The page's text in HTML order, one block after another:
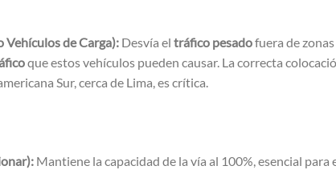
Vehículos de Carga):Desvía el tráfico pesadofuera de
que estos vehículos pueden causar. La correcta
Sur, cerca de Lima, es crítica.
Mantiene la capacidad de la vía al 100%, esencial para